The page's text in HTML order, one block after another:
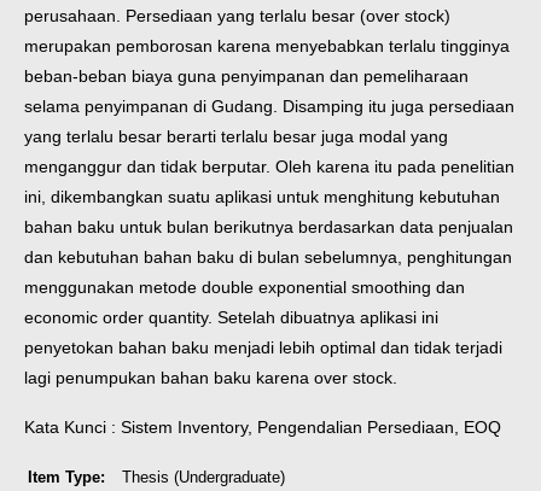
perusahaan. Persediaan yang terlalu besar (over stock)
merupakan pemborosan karena menyebabkan terlalu tingginya
beban-beban biaya guna penyimpanan dan pemeliharaan
selama penyimpanan di Gudang. Disamping itu juga persediaan
yang terlalu besar berarti terlalu besar juga modal yang
menganggur dan tidak berputar. Oleh karena itu pada penelitian
ini, dikembangkan suatu aplikasi untuk menghitung kebutuhan
bahan baku untuk bulan berikutnya berdasarkan data penjualan
dan kebutuhan bahan baku di bulan sebelumnya, penghitungan
menggunakan metode double exponential smoothing dan
economic order quantity. Setelah dibuatnya aplikasi ini
penyetokan bahan baku menjadi lebih optimal dan tidak terjadi
lagi penumpukan bahan baku karena over stock.
Kata Kunci : Sistem Inventory, Pengendalian Persediaan, EOQ
Item Type:
Thesis (Undergraduate)